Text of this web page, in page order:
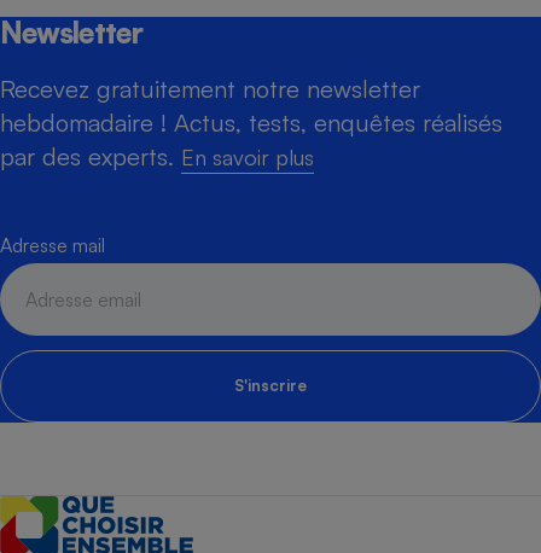
Newsletter
Recevez gratuitement notre newsletter
hebdomadaire ! Actus, tests, enquêtes réalisés
par des experts. En savoir plus
Adresse mail
S'inscrire